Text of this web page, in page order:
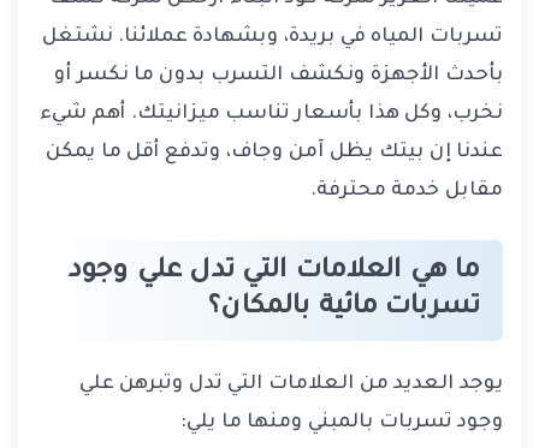
تسربات المياه في بريدة، وبشهادة عملائنا. نشتغل
بأحدث الأجهزة ونكشف التسرب بدون ما نكسر أو
نخرب، وكل هذا بأسعار تناسب ميزانيتك. أهم شيء
عندنا إن بيتك يظل آمن وجاف، وتدفع أقل ما يمكن
مقابل خدمة محترفة.
ما هي العلامات التي تدل علي وجود
تسربات مائية بالمكان؟
يوجد العديد من العلامات التي تدل وتبرهن علي
وجود تسربات بالمبني ومنها ما يلي: